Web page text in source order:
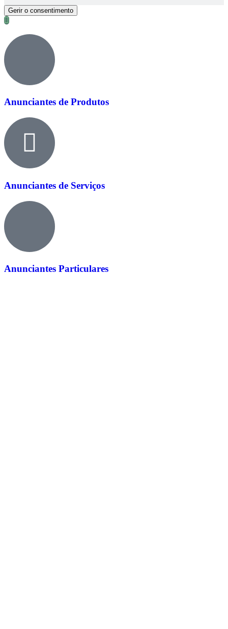
Gerir o consentimento
Anunciantes de Produtos
Anunciantes de Serviços
Anunciantes Particulares